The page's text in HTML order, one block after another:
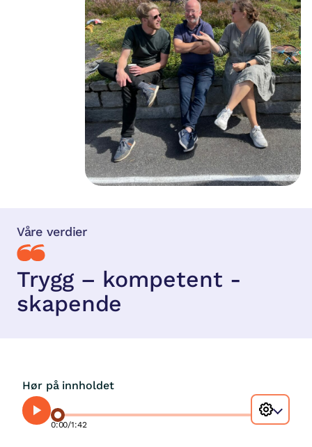
Våre verdier
Trygg – kompetent -
skapende
Hør på innholdet
0:00/1:42